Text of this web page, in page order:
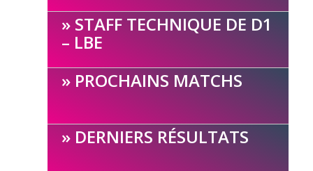
STAFF TECHNIQUE DE D1
– LBE
PROCHAINS MATCHS
DERNIERS RÉSULTATS